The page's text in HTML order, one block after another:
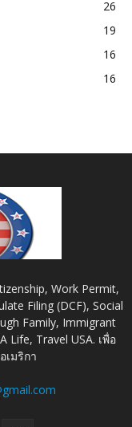
26
19
16
16
Work Permit,
Filing (DCF), Social
Family, Immigrant
Life, Travel USA. เพื่อ
มริกา